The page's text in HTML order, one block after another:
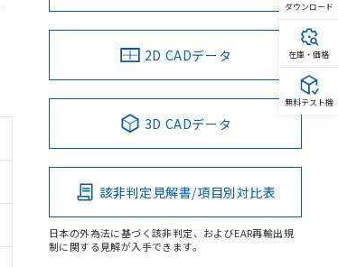
2D CADデータ
3D CADデータ
該非判定見解書/項目別対比表
日本の外為法に基づく該非判定、およびEAR再輸出規
制に関する見解が入手できます。
ダウンロード
在庫・価格
無料テスト機